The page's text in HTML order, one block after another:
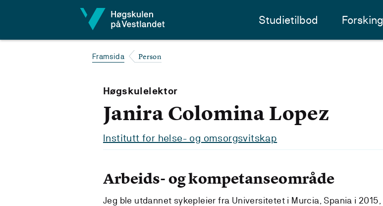
Studietilbod Forsking
Framsida Person
Høgskulelektor
Janira Colomina Lopez
Institutt for helse- og omsorgsvitskap
Arbeids- og kompetanseområde
Jeg ble utdannet sykepleier fra Universitetet i Murcia, Spania i 2015,